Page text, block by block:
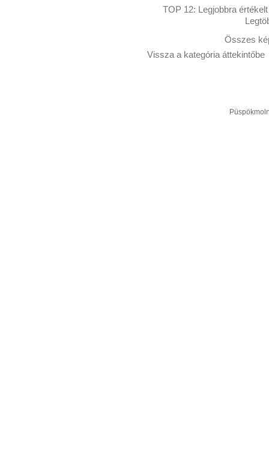
TOP 12: Legjobbra értékelt
Összes
Vissza a kategória áttekintőbe